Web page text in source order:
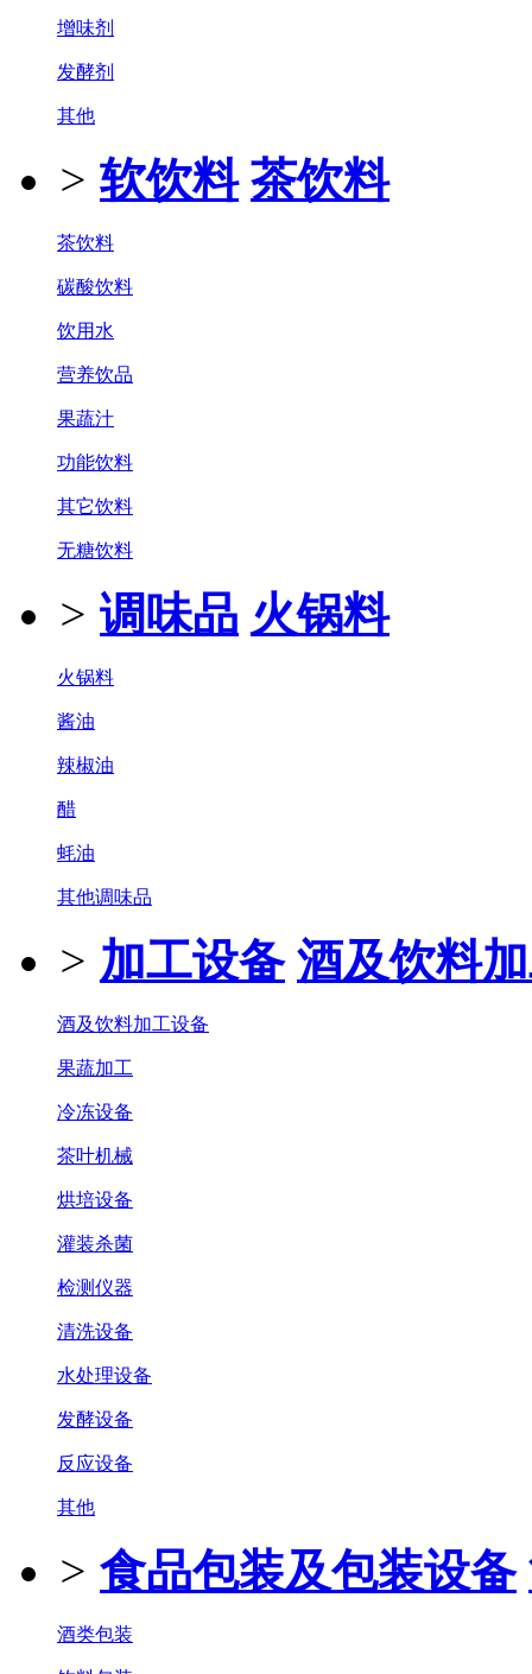
增味剂
发酵剂
其他
> 软饮料 茶饮料
茶饮料
碳酸饮料
饮用水
营养饮品
果蔬汁
功能饮料
其它饮料
无糖饮料
> 调味品 火锅料
火锅料
酱油
辣椒油
醋
蚝油
其他调味品
> 加工设备 酒及饮料
酒及饮料加工设备
果蔬加工
冷冻设备
茶叶机械
烘培设备
灌装杀菌
检测仪器
清洗设备
水处理设备
发酵设备
反应设备
其他
> 食品包装及包装设备
酒类包装